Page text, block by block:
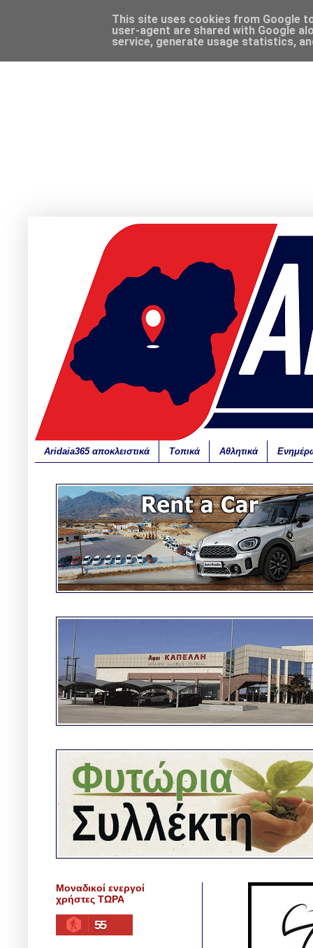
Aridaia365 αποκλειστικά Τοπικά Αθλητικά
Μοναδικοί ενεργοί
χρήστες ΤΩΡΑ
55
This site uses cookies from Google
user-agent are shared with Google
service, generate usage statistics,